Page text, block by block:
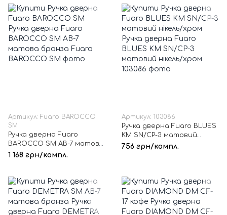
Артикул: Fuaro BAROCCO
SM
Ручка дверна Fuaro
BAROCCO SM AB-7 матова
бронза
1 168 грн/компл.
Артикул: 103086
Ручка дверна Fuaro BLUES
KM SN/CP-3 матовий
нікель/хром
756 грн/компл.